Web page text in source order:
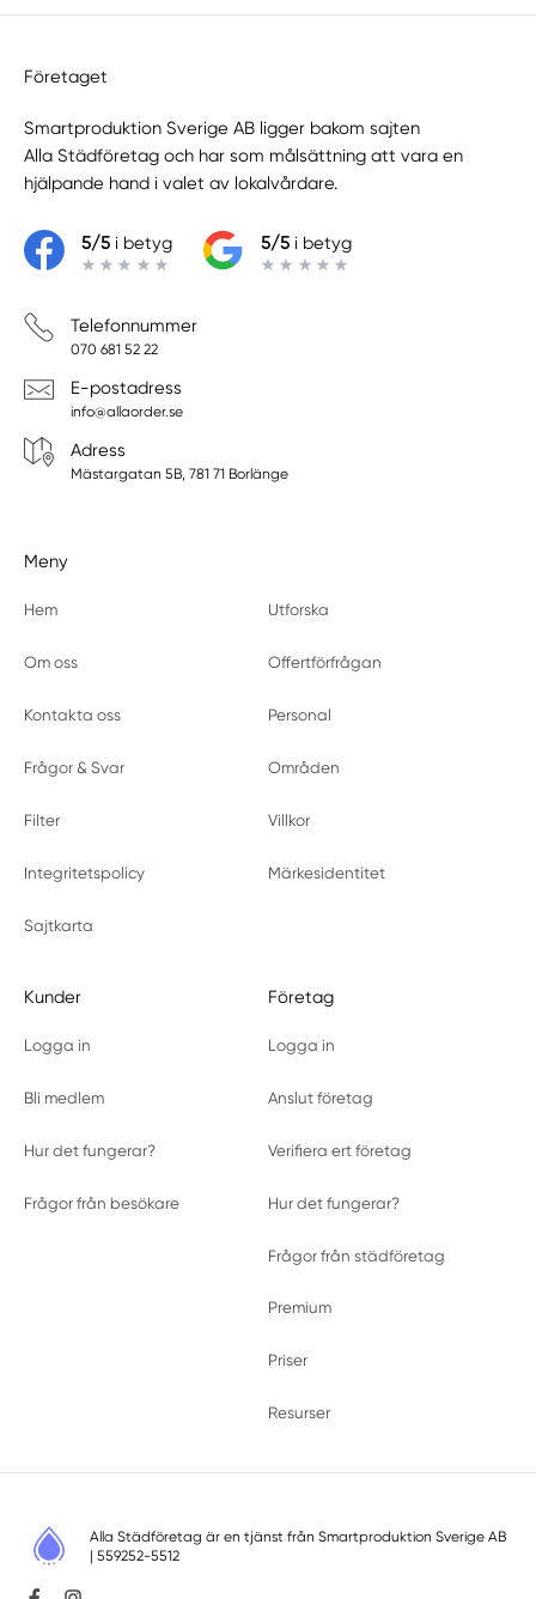
Företaget
Smartproduktion Sverige AB ligger bakom sajten
Alla Städföretag och har som målsättning att vara en
hjälpande hand i valet av lokalvårdare.
5/5i betyg 5/5i betyg
Telefonnummer
070 681 52 22
E-postadress
info@allaorder.se
Adress
Mästargatan 5B, 781 71 Borlänge
Meny
Hem Utforska
Om oss Offertförfrågan
Kontakta oss Personal
Frågor & Svar Områden
Filter Villkor
Integritetspolicy Märkesidentitet
Sajtkarta
Kunder
Logga in
Bli medlem
Hur det fungerar?
Frågor från besökare
Företag
Logga in
Anslut företag
Verifiera ert företag
Hur det fungerar?
Frågor från städföretag
Premium
Priser
Resurser
Alla Städföretag är en tjänst från Smartproduktion Sverige AB
| 559252-5512